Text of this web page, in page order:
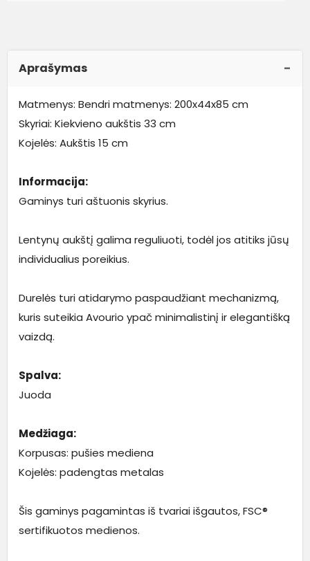
Aprašymas
Matmenys: Bendri matmenys: 200x44x85 cm
Skyriai: Kiekvieno aukštis 33 cm
Kojelės: Aukštis 15 cm
Informacija:
Gaminys turi aštuonis skyrius.
Lentynų aukštį galima reguliuoti, todėl jos atitiks jūsų
individualius poreikius.
Durelės turi atidarymo paspaudžiant mechanizmą,
kuris suteikia Avourio ypač minimalistinį ir elegantišką
vaizdą.
Spalva:
Juoda
Medžiaga:
Korpusas: pušies mediena
Kojelės: padengtas metalas
Šis gaminys pagamintas iš tvariai išgautos, FSC®
sertifikuotos medienos.